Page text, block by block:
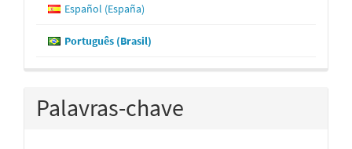
Español (España)
Português (Brasil)
Palavras-chave